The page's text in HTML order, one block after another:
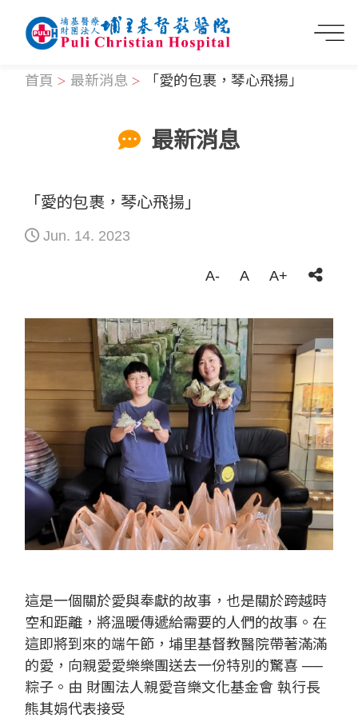
首頁 最新消息 「愛的包裹，琴心飛揚」
最新消息
「愛的包裹，琴心飛揚」
Jun. 14. 2023
A- A A+
這是一個關於愛與奉獻的故事，也是關於跨越時
空和距離，將溫暖傳遞給需要的人們的故事。在
這即將到來的端午節，埔里基督教醫院帶著滿滿
的愛，向親愛愛樂樂團送去一份特別的驚喜 ──
粽子。由 財團法人親愛音樂文化基金會 執行長
熊其娟代表接受